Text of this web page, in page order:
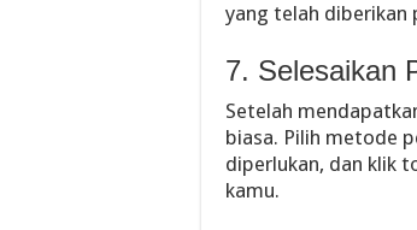
yang telah diberikan
7. Selesaikan
Setelah
biasa. Pilih metode
diperlukan, dan klik
kamu.